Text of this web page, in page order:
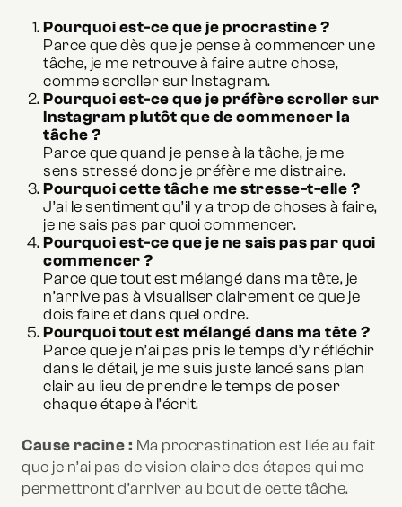
Pourquoi est-ce que je procrastine ?
Parce que dès que je pense à commencer une
tâche, je me retrouve à faire autre chose,
comme scroller sur Instagram.
Pourquoi est-ce que je préfère scroller sur
Instagram plutôt que de commencer la
tâche ?
Parce que quand je pense à la tâche, je me
sens stressé donc je préfère me distraire.
Pourquoi cette tâche me stresse-t-elle ?
J’ai le sentiment qu’il y a trop de choses à faire,
je ne sais pas par quoi commencer.
Pourquoi est-ce que je ne sais pas par quoi
commencer ?
Parce que tout est mélangé dans ma tête, je
n’arrive pas à visualiser clairement ce que je
dois faire et dans quel ordre.
Pourquoi tout est mélangé dans ma tête ?
Parce que je n’ai pas pris le temps d’y réfléchir
dans le détail, je me suis juste lancé sans plan
clair au lieu de prendre le temps de poser
chaque étape à l’écrit.
Cause racine : Ma procrastination est liée au fait
que je n’ai pas de vision claire des étapes qui me
permettront d’arriver au bout de cette tâche.